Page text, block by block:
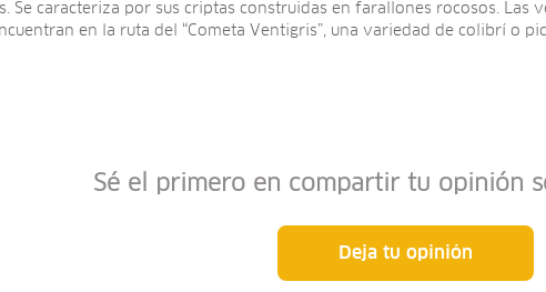
Se caracteriza por sus criptas construidas en farallones rocosos. Las
en la ruta del “Cometa Ventigris”, una variedad de colibrí o
Sé el primero en compartir tu opinión
Deja tu opinión